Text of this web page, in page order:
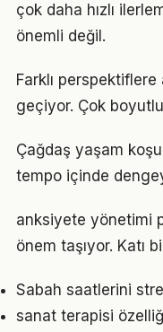
çok daha hızlı
önemli değil.
Farklı
geçiyor. Çok
Çağdaş yaşam
tempo içinde
anksiyete yönetimi
önem taşıyor. Katı
Sabah saatlerini
sanat terapisi